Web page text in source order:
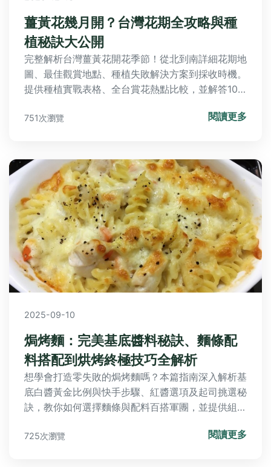
薑黃花幾月開？台灣花期全攻略與種
植秘訣大公開
完整解析台灣薑黃花開花季節！從北到南詳細花期地
圖、最佳觀賞地點、種植失敗解決方案到採收時機。
提供種植實戰表格、全台賞花熱點比較，並解答10
足你的需求。
751次瀏覽 閱讀更多
2025-09-10
焗烤麵：完美基底醬料秘訣、麵條配
料搭配到烘烤終極技巧全解析
想學會打造零失敗的焗烤麵嗎？本篇指南深入解析基
底白醬黃金比例與快手步驟、紅醬選項及起司挑選秘
訣，教你如何選擇麵條與配料百搭軍團，並提供組合
握焗烤精髓！
725次瀏覽 閱讀更多